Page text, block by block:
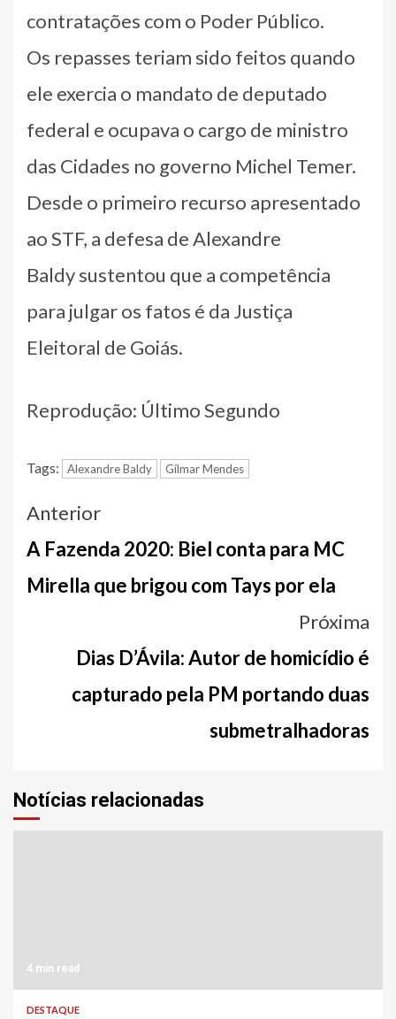
contratações com o Poder Público.
Os repasses teriam sido feitos quando
ele exercia o mandato de deputado
federal e ocupava o cargo de ministro
das Cidades no governo Michel Temer.
Desde o primeiro recurso apresentado
ao STF, a defesa de Alexandre
Baldy sustentou que a competência
para julgar os fatos é da Justiça
Eleitoral de Goiás.
Reprodução: Último Segundo
Tags: Alexandre Baldy Gilmar Mendes
Navegação
entre
notícias
Anterior
A Fazenda 2020: Biel conta para MC
Mirella que brigou com Tays por ela
Próxima
Dias D’Ávila: Autor de homicídio é
capturado pela PM portando duas
submetralhadoras
Notícias relacionadas
4 min read
DESTAQUE